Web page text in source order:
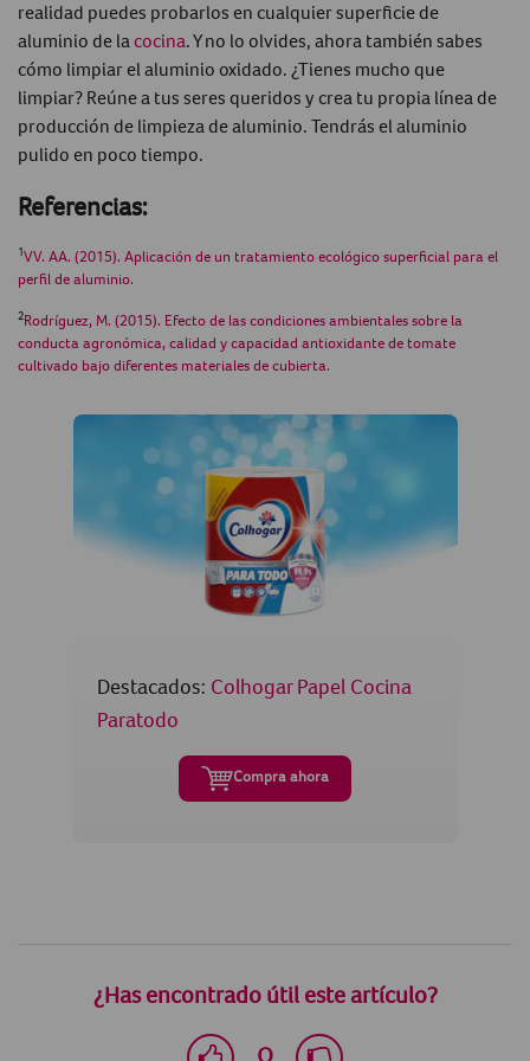
Destacados: Colhogar Papel Cocina
Paratodo
Compra ahora
realidad puedes probarlos en cualquier superficie de
aluminio de la cocina. Y no lo olvides, ahora también sabes
cómo limpiar el aluminio oxidado. ¿Tienes mucho que
limpiar? Reúne a tus seres queridos y crea tu propia línea de
producción de limpieza de aluminio. Tendrás el aluminio
pulido en poco tiempo.
Referencias:
1VV. AA. (2015). Aplicación de un tratamiento ecológico superficial para el
perfil de aluminio.
2Rodríguez, M. (2015). Efecto de las condiciones ambientales sobre la
conducta agronómica, calidad y capacidad antioxidante de tomate
cultivado bajo diferentes materiales de cubierta.
¿Has encontrado útil este artículo?
O